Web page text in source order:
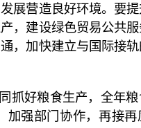
展营造良好环境。要
，建设绿色贸易公共
，加快建立与国际接
抓好粮食生产，全年
加强部门协作，再接再